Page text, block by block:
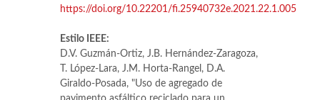
https://doi.org/10.22201/fi.25940732e.2021.22.1.005
Estilo IEEE:
D.V. Guzmán-Ortiz, J.B. Hernández-Zaragoza,
T. López-Lara, J.M. Horta-Rangel, D.A.
Giraldo-Posada, "Uso de agregado de